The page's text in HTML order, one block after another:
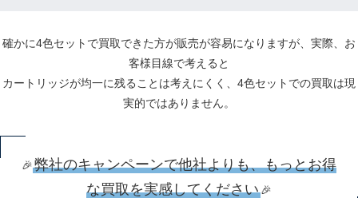
確かに4色セットで買取できた方が販売が容易になりますが、実際、お
客様目線で考えると
カートリッジが均一に残ることは考えにくく、4色セットでの買取は現
実的ではありません。
🎉弊社のキャンペーンで他社よりも、もっとお得
な買取を実感してください🎉